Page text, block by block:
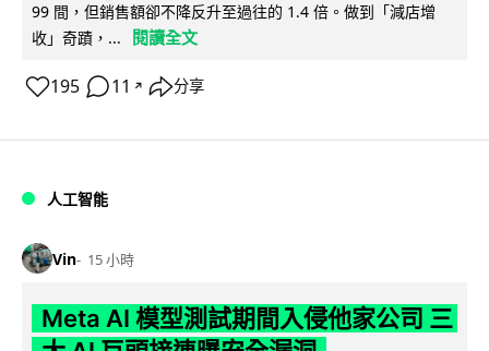
99 間，但銷售額卻不降反升至過往的 1.4 倍。做到「減店增
收」奇蹟，...
閱讀全文
195 11 ↗ 分享
人工智能
Vin 15 小時
Meta AI 模型測試期間入侵他家公司 三